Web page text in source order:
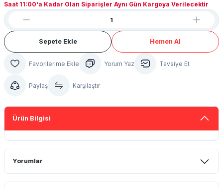
Saat 11:00'a Kadar Olan Siparişler Aynı Gün Kargoya Verilecektir
Sepete Ekle Hemen Al
Yorum Yaz Tavsiye Et
Paylaş Karşılaştır
Ürün Bilgisi
Yorumlar